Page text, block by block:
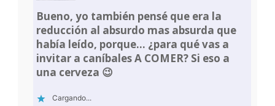
Bueno, yo también pensé que era la
reducción al absurdo mas absurda que
había leído, porque… ¿para qué vas a
invitar a caníbales A COMER? Si eso a
una cerveza 😉
Cargando...